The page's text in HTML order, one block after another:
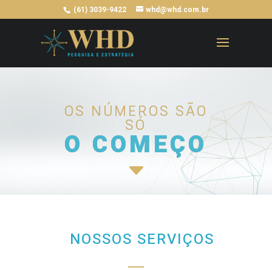
(61) 3039-9422 whd@whd.com.br
OS NÚMEROS SÃO
SÓ
O COMEÇO
C
NOSSOS SERVIÇOS